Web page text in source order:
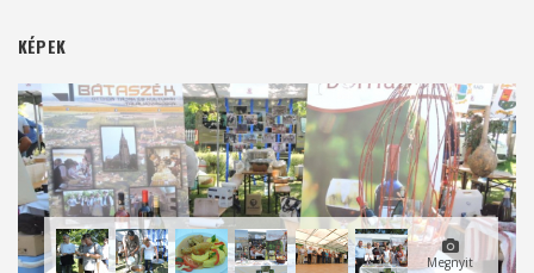
KÉPEK
Megnyit